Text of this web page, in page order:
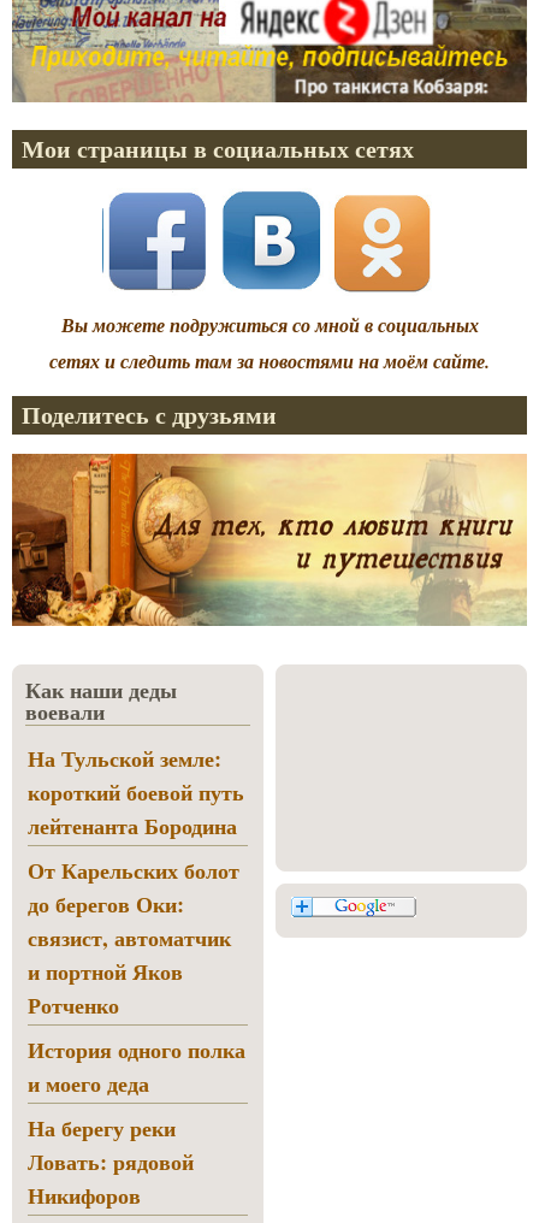
Мои страницы в социальных сетях
Вы можете подружиться со мной в социальных
сетях и следить там за новостями на моём сайте.
Поделитесь с друзьями
Как наши деды
воевали
На Тульской земле:
короткий боевой путь
лейтенанта Бородина
От Карельских болот
до берегов Оки:
связист, автоматчик
и портной Яков
Ротченко
История одного полка
и моего деда
На берегу реки
Ловать: рядовой
Никифоров